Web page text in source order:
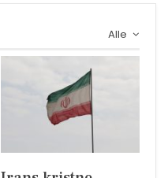
Alle